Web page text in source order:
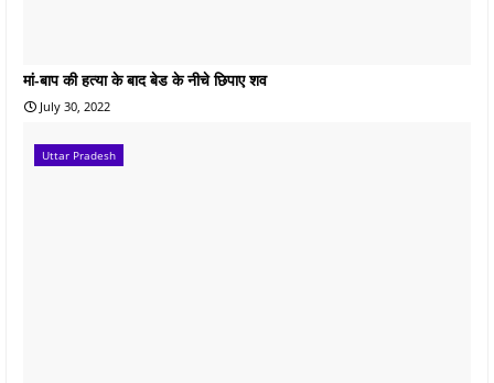
मां-बाप की हत्या के बाद बेड के नीचे छिपाए शव
July 30, 2022
Uttar Pradesh